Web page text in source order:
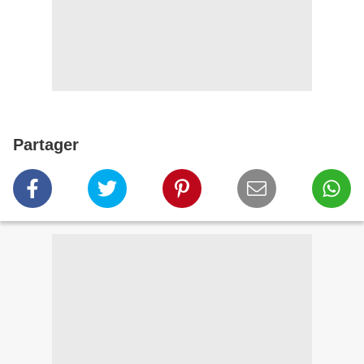
Partager